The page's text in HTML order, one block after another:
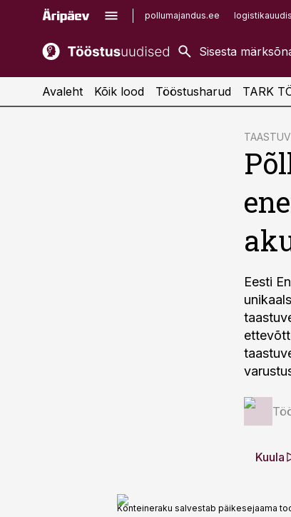
pollumajandus.ee
kaubandus.ee
kinnisvarauudised.ee
imelineajalugu.ee
Avaleht Kõik lood Tööstusharud TARK
Eesti
Kuula
Konteineraku salvestab päikesejaama